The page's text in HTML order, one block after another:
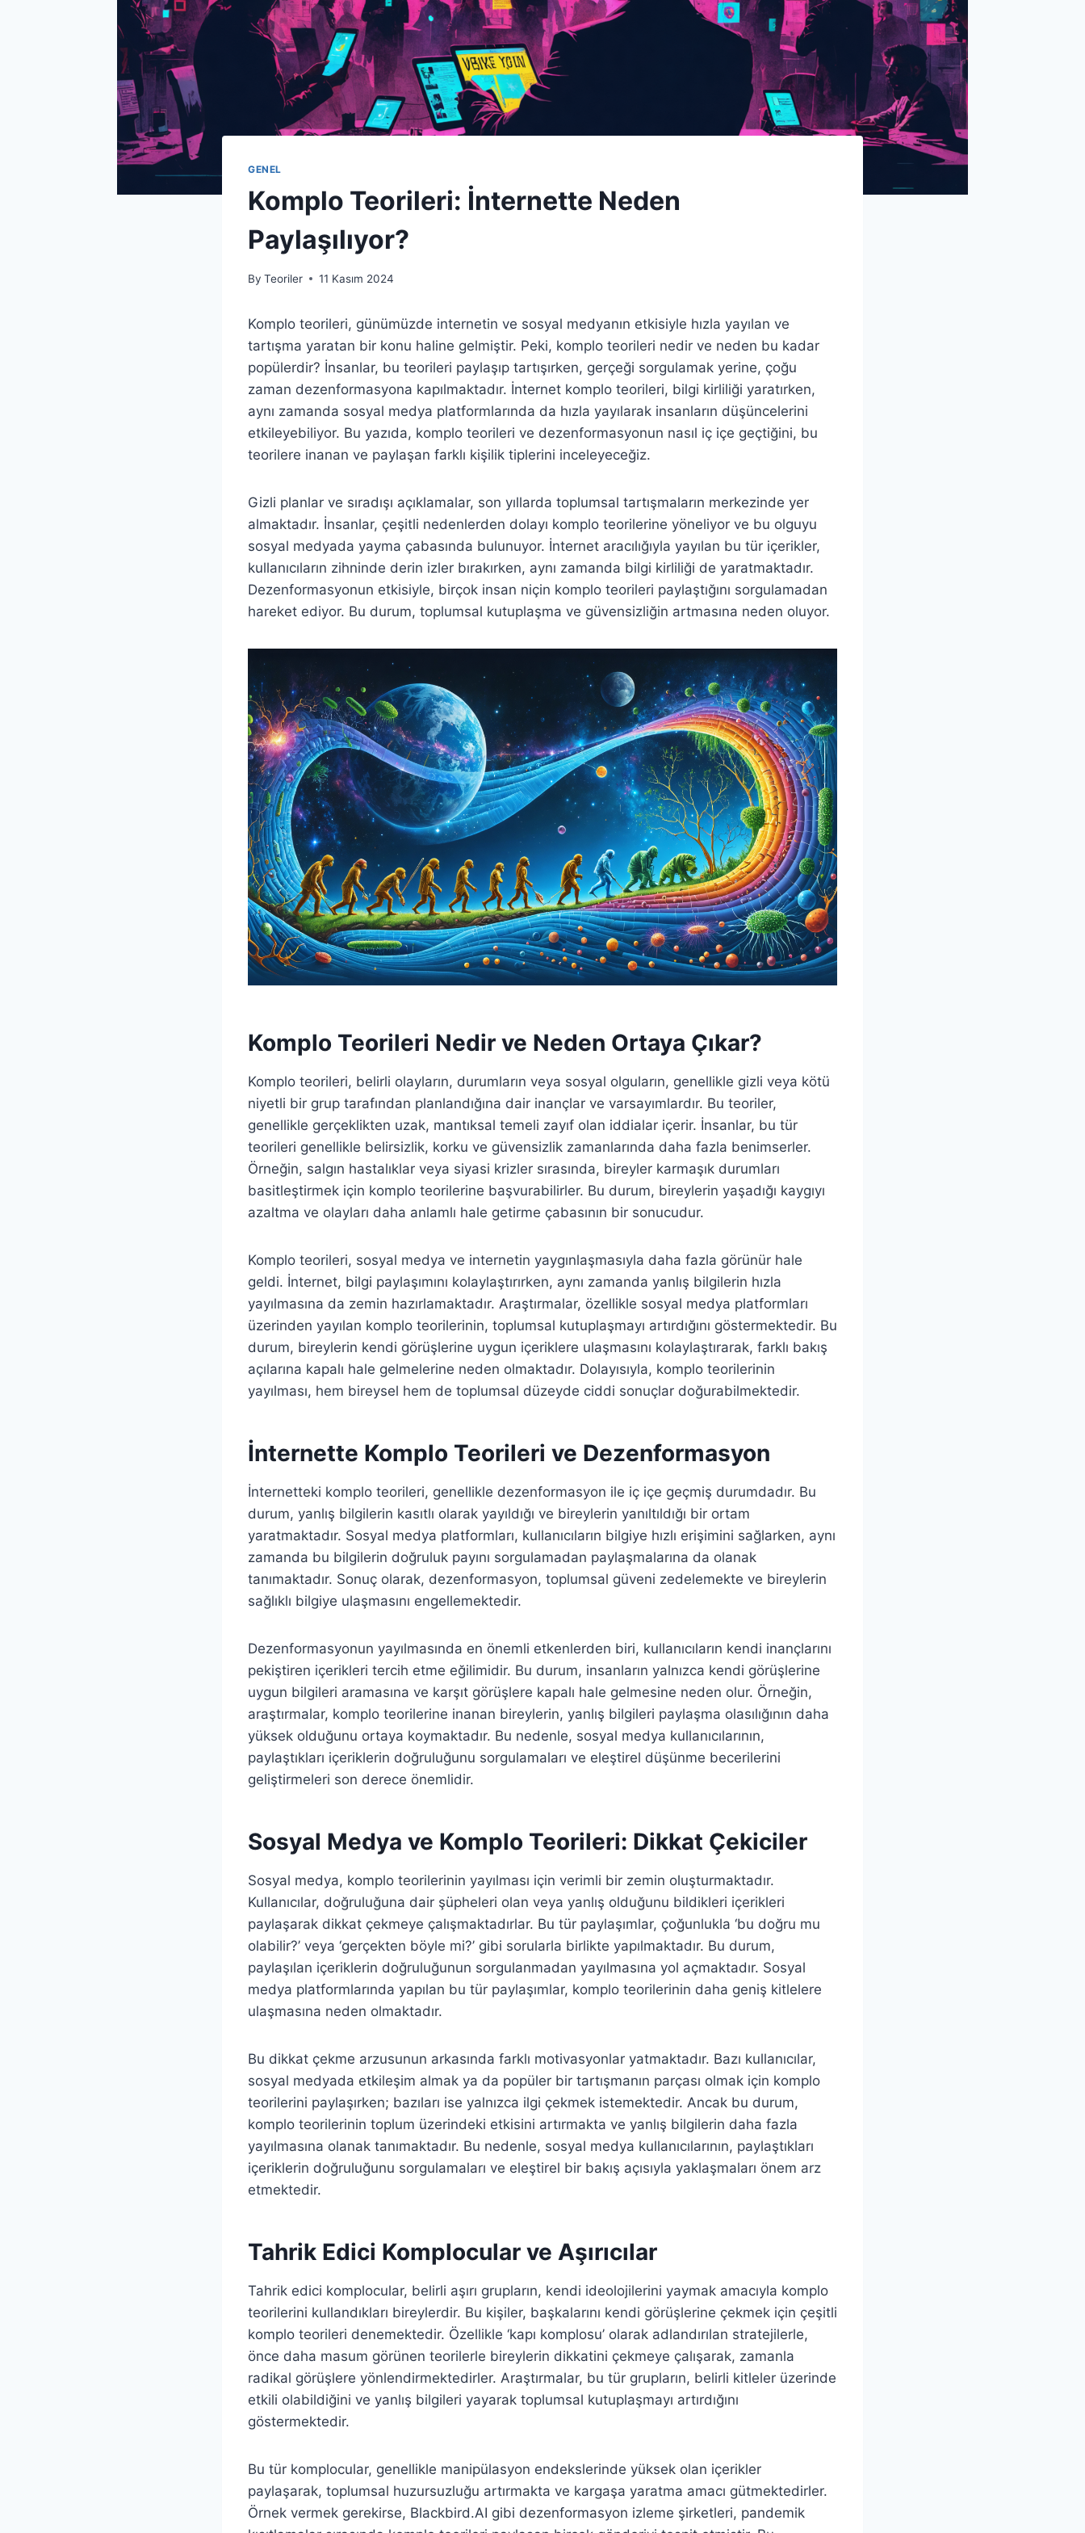
GENEL
Komplo Teorileri: İnternette Neden
Paylaşılıyor?
By Teoriler 11 Kasım 2024
Komplo teorileri, günümüzde internetin ve sosyal medyanın etkisiyle hızla yayılan ve
tartışma yaratan bir konu haline gelmiştir. Peki, komplo teorileri nedir ve neden bu kadar
popülerdir? İnsanlar, bu teorileri paylaşıp tartışırken, gerçeği sorgulamak yerine, çoğu
zaman dezenformasyona kapılmaktadır. İnternet komplo teorileri, bilgi kirliliği yaratırken,
aynı zamanda sosyal medya platformlarında da hızla yayılarak insanların düşüncelerini
etkileyebiliyor. Bu yazıda, komplo teorileri ve dezenformasyonun nasıl iç içe geçtiğini, bu
teorilere inanan ve paylaşan farklı kişilik tiplerini inceleyeceğiz.
Gizli planlar ve sıradışı açıklamalar, son yıllarda toplumsal tartışmaların merkezinde yer
almaktadır. İnsanlar, çeşitli nedenlerden dolayı komplo teorilerine yöneliyor ve bu olguyu
sosyal medyada yayma çabasında bulunuyor. İnternet aracılığıyla yayılan bu tür içerikler,
kullanıcıların zihninde derin izler bırakırken, aynı zamanda bilgi kirliliği de yaratmaktadır.
Dezenformasyonun etkisiyle, birçok insan niçin komplo teorileri paylaştığını sorgulamadan
hareket ediyor. Bu durum, toplumsal kutuplaşma ve güvensizliğin artmasına neden oluyor.
Komplo Teorileri Nedir ve Neden Ortaya Çıkar?
Komplo teorileri, belirli olayların, durumların veya sosyal olguların, genellikle gizli veya kötü
niyetli bir grup tarafından planlandığına dair inançlar ve varsayımlardır. Bu teoriler,
genellikle gerçeklikten uzak, mantıksal temeli zayıf olan iddialar içerir. İnsanlar, bu tür
teorileri genellikle belirsizlik, korku ve güvensizlik zamanlarında daha fazla benimserler.
Örneğin, salgın hastalıklar veya siyasi krizler sırasında, bireyler karmaşık durumları
basitleştirmek için komplo teorilerine başvurabilirler. Bu durum, bireylerin yaşadığı kaygıyı
azaltma ve olayları daha anlamlı hale getirme çabasının bir sonucudur.
Komplo teorileri, sosyal medya ve internetin yaygınlaşmasıyla daha fazla görünür hale
geldi. İnternet, bilgi paylaşımını kolaylaştırırken, aynı zamanda yanlış bilgilerin hızla
yayılmasına da zemin hazırlamaktadır. Araştırmalar, özellikle sosyal medya platformları
üzerinden yayılan komplo teorilerinin, toplumsal kutuplaşmayı artırdığını göstermektedir. Bu
durum, bireylerin kendi görüşlerine uygun içeriklere ulaşmasını kolaylaştırarak, farklı bakış
açılarına kapalı hale gelmelerine neden olmaktadır. Dolayısıyla, komplo teorilerinin
yayılması, hem bireysel hem de toplumsal düzeyde ciddi sonuçlar doğurabilmektedir.
İnternette Komplo Teorileri ve Dezenformasyon
İnternetteki komplo teorileri, genellikle dezenformasyon ile iç içe geçmiş durumdadır. Bu
durum, yanlış bilgilerin kasıtlı olarak yayıldığı ve bireylerin yanıltıldığı bir ortam
yaratmaktadır. Sosyal medya platformları, kullanıcıların bilgiye hızlı erişimini sağlarken, aynı
zamanda bu bilgilerin doğruluk payını sorgulamadan paylaşmalarına da olanak
tanımaktadır. Sonuç olarak, dezenformasyon, toplumsal güveni zedelemekte ve bireylerin
sağlıklı bilgiye ulaşmasını engellemektedir.
Dezenformasyonun yayılmasında en önemli etkenlerden biri, kullanıcıların kendi inançlarını
pekiştiren içerikleri tercih etme eğilimidir. Bu durum, insanların yalnızca kendi görüşlerine
uygun bilgileri aramasına ve karşıt görüşlere kapalı hale gelmesine neden olur. Örneğin,
araştırmalar, komplo teorilerine inanan bireylerin, yanlış bilgileri paylaşma olasılığının daha
yüksek olduğunu ortaya koymaktadır. Bu nedenle, sosyal medya kullanıcılarının,
paylaştıkları içeriklerin doğruluğunu sorgulamaları ve eleştirel düşünme becerilerini
geliştirmeleri son derece önemlidir.
Sosyal Medya ve Komplo Teorileri: Dikkat Çekiciler
Sosyal medya, komplo teorilerinin yayılması için verimli bir zemin oluşturmaktadır.
Kullanıcılar, doğruluğuna dair şüpheleri olan veya yanlış olduğunu bildikleri içerikleri
paylaşarak dikkat çekmeye çalışmaktadırlar. Bu tür paylaşımlar, çoğunlukla ‘bu doğru mu
olabilir?’ veya ‘gerçekten böyle mi?’ gibi sorularla birlikte yapılmaktadır. Bu durum,
paylaşılan içeriklerin doğruluğunun sorgulanmadan yayılmasına yol açmaktadır. Sosyal
medya platformlarında yapılan bu tür paylaşımlar, komplo teorilerinin daha geniş kitlelere
ulaşmasına neden olmaktadır.
Bu dikkat çekme arzusunun arkasında farklı motivasyonlar yatmaktadır. Bazı kullanıcılar,
sosyal medyada etkileşim almak ya da popüler bir tartışmanın parçası olmak için komplo
teorilerini paylaşırken; bazıları ise yalnızca ilgi çekmek istemektedir. Ancak bu durum,
komplo teorilerinin toplum üzerindeki etkisini artırmakta ve yanlış bilgilerin daha fazla
yayılmasına olanak tanımaktadır. Bu nedenle, sosyal medya kullanıcılarının, paylaştıkları
içeriklerin doğruluğunu sorgulamaları ve eleştirel bir bakış açısıyla yaklaşmaları önem arz
etmektedir.
Tahrik Edici Komplocular ve Aşırıcılar
Tahrik edici komplocular, belirli aşırı grupların, kendi ideolojilerini yaymak amacıyla komplo
teorilerini kullandıkları bireylerdir. Bu kişiler, başkalarını kendi görüşlerine çekmek için çeşitli
komplo teorileri denemektedir. Özellikle ‘kapı komplosu’ olarak adlandırılan stratejilerle,
önce daha masum görünen teorilerle bireylerin dikkatini çekmeye çalışarak, zamanla
radikal görüşlere yönlendirmektedirler. Araştırmalar, bu tür grupların, belirli kitleler üzerinde
etkili olabildiğini ve yanlış bilgileri yayarak toplumsal kutuplaşmayı artırdığını
göstermektedir.
Bu tür komplocular, genellikle manipülasyon endekslerinde yüksek olan içerikler
paylaşarak, toplumsal huzursuzluğu artırmakta ve kargaşa yaratma amacı gütmektedirler.
Örnek vermek gerekirse, Blackbird.AI gibi dezenformasyon izleme şirketleri, pandemik